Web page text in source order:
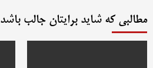
مطالبی که شاید برایتان جالب باشد